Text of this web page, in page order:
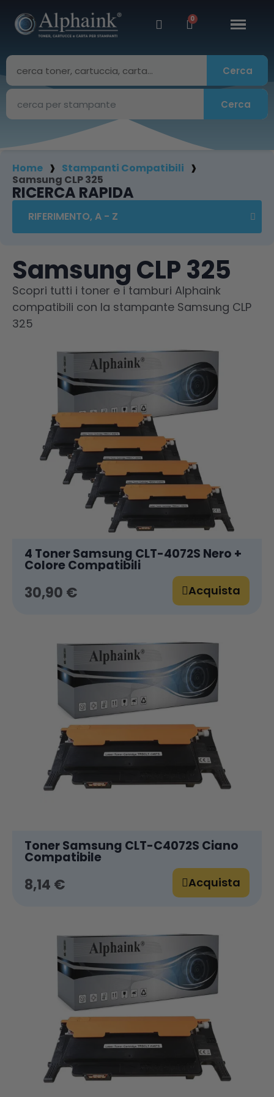
Cerca
Cerca
Home
Stampanti Compatibili
Samsung CLP 325
RICERCA RAPIDA
Samsung CLP 325
Scopri tutti i toner e i tamburi Alphaink
compatibili con la stampante Samsung CLP
325
4 Toner Samsung CLT-4072S Nero +
Colore Compatibili
30,90 € Acquista
Toner Samsung CLT-C4072S Ciano
Compatibile
8,14 € Acquista